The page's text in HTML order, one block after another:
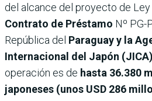
del alcance del proyecto de Ley
Contrato de Préstamo Nº PG-
República del Paraguay y la
Internacional del Japón (JICA)
operación es de hasta 36.380
japoneses (unos USD 286